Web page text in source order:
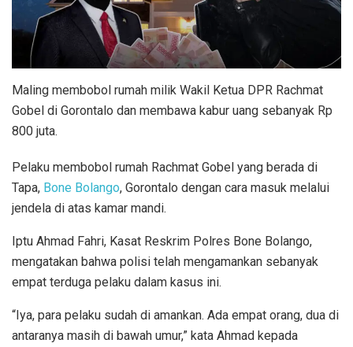
Maling membobol rumah milik Wakil Ketua DPR Rachmat
Gobel di Gorontalo dan membawa kabur uang sebanyak Rp
800 juta.
Pelaku membobol rumah Rachmat Gobel yang berada di
Tapa, Bone Bolango, Gorontalo dengan cara masuk melalui
jendela di atas kamar mandi.
Iptu Ahmad Fahri, Kasat Reskrim Polres Bone Bolango,
mengatakan bahwa polisi telah mengamankan sebanyak
empat terduga pelaku dalam kasus ini.
“Iya, para pelaku sudah di amankan. Ada empat orang, dua di
antaranya masih di bawah umur,” kata Ahmad kepada